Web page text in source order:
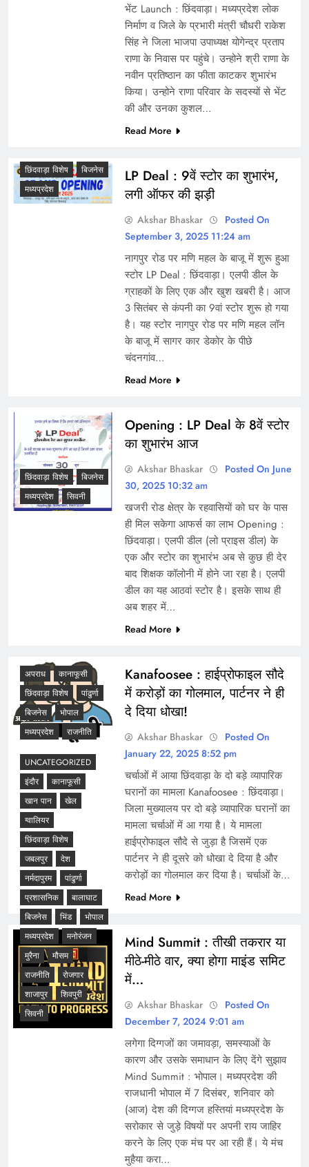
भेंट Launch : छिंदवाड़ा। मध्यप्रदेश लोक
निर्माण व जिले के प्रभारी मंत्री चौधरी राकेश
सिंह ने जिला भाजपा उपाध्यक्ष योगेन्द्र प्रताप
राणा के निवास पर पहुंचे। उन्होने श्री राणा के
नवीन प्रतिष्ठान का फीता काटकर शुभारंभ
किया। उन्होने राणा परिवार के सदस्यों से भेंट
की और उनका कुशल…
Read More
छिंदवाड़ा विशेष
बिजनेस
मध्यप्रदेश
LP Deal : 9वें स्टोर का शुभारंभ,
लगी ऑफर की झड़ी
Akshar Bhaskar
Posted On
September 3, 2025 11:24 am
नागपुर रोड पर मणि महल के बाजू में शुरू हुआ
स्टोर LP Deal : छिंदवाड़ा। एलपी डील के
ग्राहकों के लिए एक और खुश खबरी है। आज
3 सितंबर से कंपनी का 9वां स्टोर शुरू हो गया
है। यह स्टोर नागपुर रोड पर मणि महल लॉन
के बाजू में सागर कार डेकोर के पीछे
चंदनगांव…
Read More
छिंदवाड़ा विशेष
बिजनेस
मध्यप्रदेश
सिवनी
Opening : LP Deal के 8वें स्टोर
का शुभारंभ आज
Akshar Bhaskar
Posted On June
30, 2025 10:32 am
खजरी रोड क्षेत्र के रहवासियों को घर के पास
ही मिल सकेगा आफर्स का लाभ Opening :
छिंदवाड़ा। एलपी डील (लो प्राइस डील) के
एक और स्टोर का शुभारंभ अब से कुछ ही देर
बाद शिक्षक कॉलोनी में होने जा रहा है। एलपी
डील का यह आठवां स्टोर है। इसके साथ ही
अब शहर में…
Read More
अपराध
कानाफूसी
छिंदवाड़ा विशेष
पांढुर्णा
बिजनेस
भोपाल
मध्यप्रदेश
राजनीति
Kanafoosee : हाईप्रोफाइल सौदे
में करोड़ों का गोलमाल, पार्टनर ने ही
दे दिया धोखा!
Akshar Bhaskar
Posted On
January 22, 2025 8:52 pm
चर्चाओं में आया छिंदवाड़ा के दो बड़े व्यापारिक
घरानों का मामला Kanafoosee : छिंदवाड़ा।
जिला मुख्यालय पर दो बड़े व्यापारिक घरानों का
मामला चर्चाओं में आ गया है। ये मामला
हाईप्रोफाइल सौदे से जुड़ा है जिसमें एक
पार्टनर ने ही दूसरे को धोखा दे दिया है और
करोड़ों का गोलमाल कर दिया है। चर्चाओं के…
Read More
UNCATEGORIZED
इंदौर
कानाफूसी
खान पान
खेल
ग्वालियर
छिंदवाड़ा विशेष
जबलपुर
देश
नर्मदापुरम
पांढुर्णा
प्रशासनिक
बालाघाट
बिजनेस
भिंड
भोपाल
मध्यप्रदेश
मनोरंजन
मुरैना
मौसम
राजनीति
रोजगार
शाजापुर
शिवपुरी
सिवनी
Mind Summit : तीखी तकरार या
मीठे-मीठे वार, क्या होगा माइंड समिट
में…
Akshar Bhaskar
Posted On
December 7, 2024 9:01 am
लगेगा दिग्गजों का जमावड़ा, समस्याओं के
कारण और उसके समाधान के लिए देंगे सुझाव
Mind Summit : भोपाल। मध्यप्रदेश की
राजधानी भोपाल में 7 दिसंबर, शनिवार को
(आज) देश की दिग्गज हस्तियां मध्यप्रदेश के
सरोकार से जुड़े विषयों पर अपनी राय जाहिर
करने के लिए एक मंच पर आ रही हैं। ये मंच
मुहैया करा…